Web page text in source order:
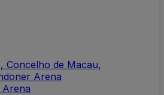
Concelho de Macau,
Arena